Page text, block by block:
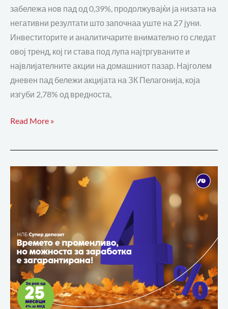
забележа нов пад од 0,39%, продолжувајќи ја низата на
негативни резултати што започнаа уште на 27 јуни.
Инвеститорите и аналитичарите внимателно го следат
овој тренд, кој ги става под лупа најтргуваните и
највлијателните акции на домашниот пазар. Најголем
дневен пад бележи акцијата на ЗК Пелагонија, која
изгуби 2,78% од вредноста,
Read More »
Продолжува
понудата
депозити
со
атрактивни
каматни
стапки